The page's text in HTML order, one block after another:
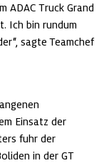
ADAC Truck Grand
Ich bin rundum
sagte Teamchef
Einsatz der
fuhr der
in der GT